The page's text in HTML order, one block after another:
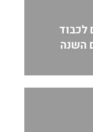
לכבוד